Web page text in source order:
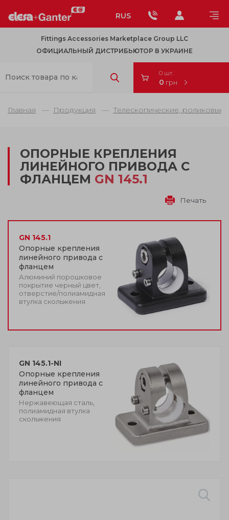
RUS
Fittings Accessories Marketplace Group LLC
ОФИЦИАЛЬНЫЙ ДИСТРИБЬЮТОР В УКРАИНЕ
0 шт.
0 грн
Главная Продукция Телескопические,
ОПОРНЫЕ КРЕПЛЕНИЯ
ЛИНЕЙНОГО ПРИВОДА С
ФЛАНЦЕМ GN 145.1
Печать
GN 145.1
Опорные крепления
линейного привода с
фланцем
Алюминий порошковое
покрытие черный цвет,
отверстие/полиамидная
втулка скольжения
GN 145.1-NI
Опорные крепления
линейного привода с
фланцем
Нержавеющая сталь,
полиамидная втулка
скольжения